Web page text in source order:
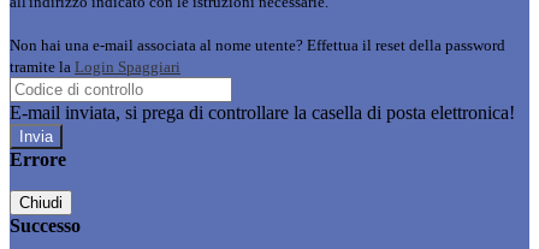
Non hai una e-mail associata al nome utente? Effettua il reset della password
tramite la Login Spaggiari
E-mail inviata, si prega di controllare la casella di posta elettronica!
Errore
Chiudi
Successo